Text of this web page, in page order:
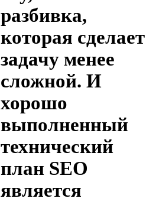
разбивка,
которая сделает
задачу менее
сложной. И
хорошо
выполненный
технический
план SEO
является